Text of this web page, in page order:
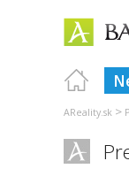
AReality.sk >